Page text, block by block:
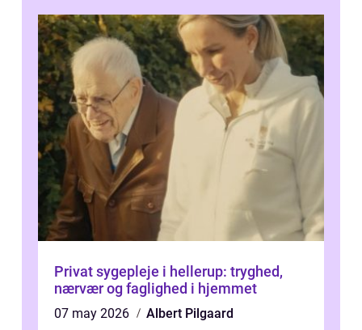
Privat sygepleje i hellerup: tryghed,
nærvær og faglighed i hjemmet
07 may 2026
Albert Pilgaard